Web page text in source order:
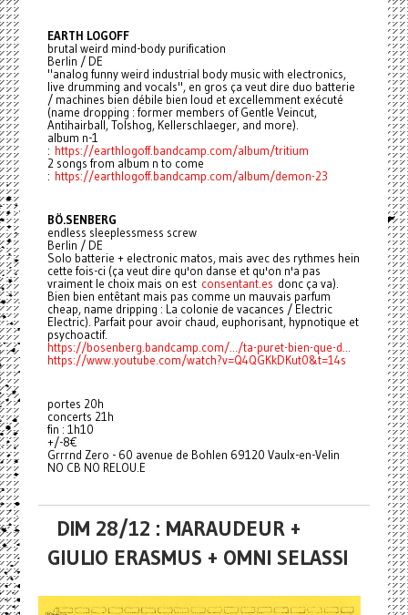
EARTH LOGOFF
brutal weird mind-body purification
Berlin / DE
"analog funny weird industrial body music with electronics,
live drumming and vocals", en gros ça veut dire duo batterie
/ machines bien débile bien loud et excellemment exécuté
(name dropping : former members of Gentle Veincut,
Antihairball, Tolshog, Kellerschlaeger, and more).
album n-1
: https://earthlogoff.bandcamp.com/album/tritium
2 songs from album n to come
: https://earthlogoff.bandcamp.com/album/demon-23
BÖ.SENBERG
endless sleeplessmess screw
Berlin / DE
Solo batterie + electronic matos, mais avec des rythmes hein
cette fois-ci (ça veut dire qu'on danse et qu'on n'a pas
vraiment le choix mais on est consentant.es donc ça va).
Bien bien entêtant mais pas comme un mauvais parfum
cheap, name dripping : La colonie de vacances / Electric
Electric). Parfait pour avoir chaud, euphorisant, hypnotique et
psychoactif.
https://bosenberg.bandcamp.com/.../ta-puret-bien-que-d...
https://www.youtube.com/watch?v=Q4QGKkDKut0&t=14s
portes 20h
concerts 21h
fin : 1h10
+/-8€
Grrrnd Zero - 60 avenue de Bohlen 69120 Vaulx-en-Velin
NO CB NO RELOU.E
DIM 28/12 : MARAUDEUR +
GIULIO ERASMUS + OMNI SELASSI